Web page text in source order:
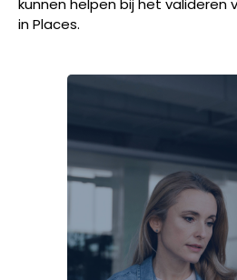
kunnen helpen bij het valideren
in Places.